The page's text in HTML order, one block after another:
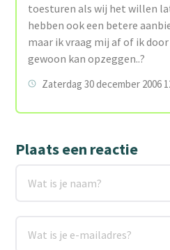
toesturen als wij het willen
hebben ook een betere
maar ik vraag mij af of ik
gewoon kan opzeggen..?
Zaterdag 30 december 2006
Plaats een reactie